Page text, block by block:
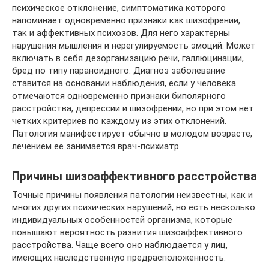
психическое отклонение, симптоматика которого
напоминает одновременно признаки как шизофрении,
так и аффективных психозов. Для него характерны
нарушения мышления и нерегулируемость эмоций. Может
включать в себя дезорганизацию речи, галлюцинации,
бред по типу параноидного. Диагноз заболевание
ставится на основании наблюдения, если у человека
отмечаются одновременно признаки биполярного
расстройства, депрессии и шизофрении, но при этом нет
четких критериев по каждому из этих отклонений.
Патология манифестирует обычно в молодом возрасте,
лечением ее занимается врач-психиатр.
Причины шизоаффективного расстройства
Точные причины появления патологии неизвестны, как и
многих других психических нарушений, но есть несколько
индивидуальных особенностей организма, которые
повышают вероятность развития шизоаффективного
расстройства. Чаще всего оно наблюдается у лиц,
имеющих наследственную предрасположенность.